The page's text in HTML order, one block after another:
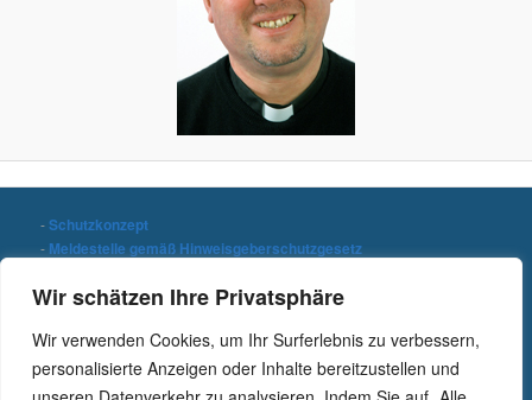
Wir schätzen Ihre Privatsphäre
Wir verwenden Cookies, um Ihr Surferlebnis zu verbessern,
personalisierte Anzeigen oder Inhalte bereitzustellen und
-Schutzkonzept
- Meldestelle gemäß Hinweisgeberschutzgesetz
-Impressum
Stichwort suchen
S
u